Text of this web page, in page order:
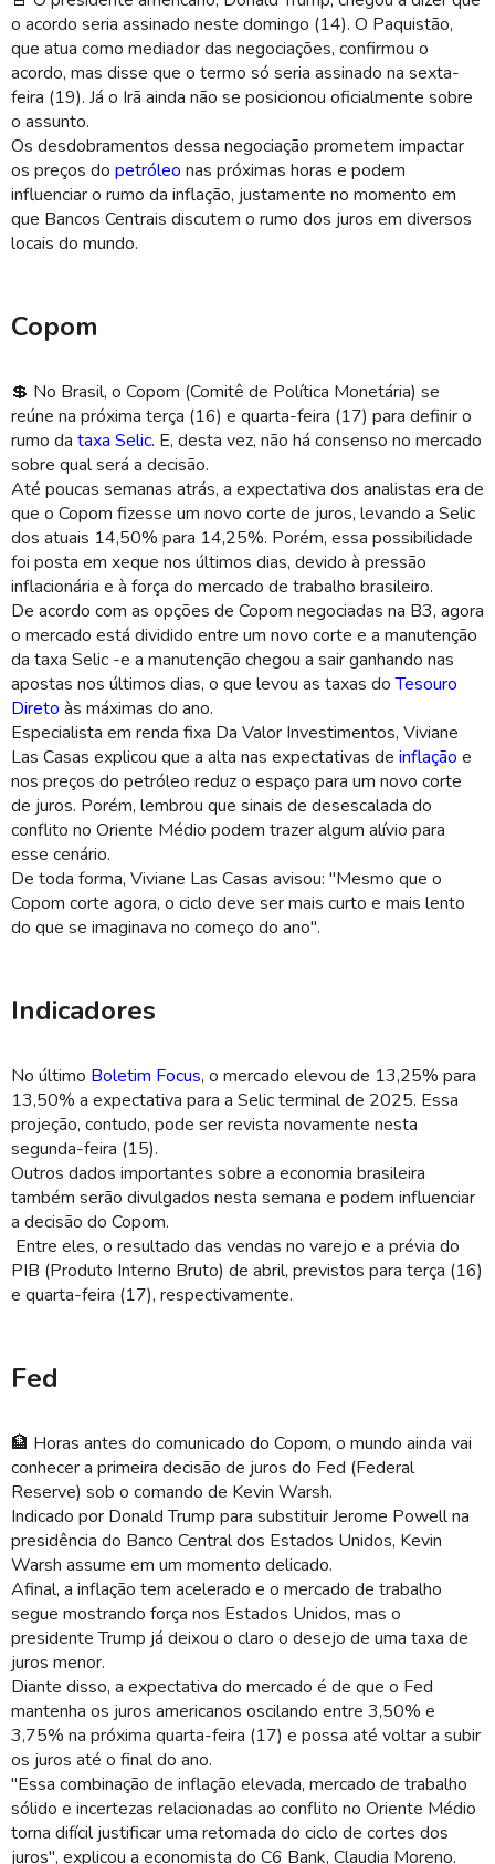
o acordo seria assinado neste domingo (14). O Paquistão,
que atua como mediador das negociações, confirmou o
acordo, mas disse que o termo só seria assinado na sexta-
feira (19). Já o Irã ainda não se posicionou oficialmente sobre
o assunto.
Os desdobramentos dessa negociação prometem impactar
os preços do petróleo nas próximas horas e podem
influenciar o rumo da inflação, justamente no momento em
que Bancos Centrais discutem o rumo dos juros em diversos
locais do mundo.
Copom
💲 No Brasil, o Copom (Comitê de Política Monetária) se
reúne na próxima terça (16) e quarta-feira (17) para definir o
rumo da taxa Selic. E, desta vez, não há consenso no mercado
sobre qual será a decisão.
Até poucas semanas atrás, a expectativa dos analistas era de
que o Copom fizesse um novo corte de juros, levando a Selic
dos atuais 14,50% para 14,25%. Porém, essa possibilidade
foi posta em xeque nos últimos dias, devido à pressão
inflacionária e à força do mercado de trabalho brasileiro.
De acordo com as opções de Copom negociadas na B3, agora
o mercado está dividido entre um novo corte e a manutenção
da taxa Selic -e a manutenção chegou a sair ganhando nas
apostas nos últimos dias, o que levou as taxas doTesouro
Direto às máximas do ano.
Especialista em renda fixa Da Valor Investimentos, Viviane
Las Casas explicou que a alta nas expectativas de inflação e
nos preços do petróleo reduz o espaço para um novo corte
de juros. Porém, lembrou que sinais de desescalada do
conflito no Oriente Médio podem trazer algum alívio para
esse cenário.
De toda forma, Viviane Las Casas avisou: "Mesmo que o
Copom corte agora, o ciclo deve ser mais curto e mais lento
do que se imaginava no começo do ano".
Indicadores
No último Boletim Focus, o mercado elevou de 13,25% para
13,50% a expectativa para a Selic terminal de 2025. Essa
projeção, contudo, pode ser revista novamente nesta
segunda-feira (15).
Outros dados importantes sobre a economia brasileira
também serão divulgados nesta semana e podem influenciar
a decisão do Copom.
Entre eles, o resultado das vendas no varejo e a prévia do
PIB (Produto Interno Bruto) de abril, previstos para terça (16)
e quarta-feira (17), respectivamente.
Fed
🏦 Horas antes do comunicado do Copom, o mundo ainda vai
conhecer a primeira decisão de juros do Fed (Federal
Reserve) sob o comando de Kevin Warsh.
Indicado por Donald Trump para substituir Jerome Powell na
presidência do Banco Central dos Estados Unidos, Kevin
Warsh assume em um momento delicado.
Afinal, a inflação tem acelerado e o mercado de trabalho
segue mostrando força nos Estados Unidos, mas o
presidente Trump já deixou o claro o desejo de uma taxa de
juros menor.
Diante disso, a expectativa do mercado é de que o Fed
mantenha os juros americanos oscilando entre 3,50% e
3,75% na próxima quarta-feira (17) e possa até voltar a subir
os juros até o final do ano.
"Essa combinação de inflação elevada, mercado de trabalho
sólido e incertezas relacionadas ao conflito no Oriente Médio
torna difícil justificar uma retomada do ciclo de cortes dos
juros", explicou a economista do C6 Bank, Claudia Moreno.